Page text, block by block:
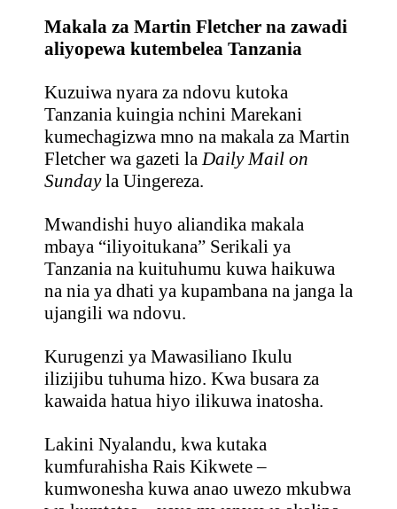
Makala za Martin Fletcher na zawadi
aliyopewa kutembelea Tanzania
Kuzuiwa nyara za ndovu kutoka
Tanzania kuingia nchini Marekani
kumechagizwa mno na makala za Martin
Fletcher wa gazeti laDaily Mail on
Sundayla Uingereza.
Mwandishi huyo aliandika makala
mbaya “iliyoitukana” Serikali ya
Tanzania na kuituhumu kuwa haikuwa
na nia ya dhati ya kupambana na janga la
ujangili wa ndovu.
Kurugenzi ya Mawasiliano Ikulu
ilizijibu tuhuma hizo. Kwa busara za
kawaida hatua hiyo ilikuwa inatosha.
Lakini Nyalandu, kwa kutaka
kumfurahisha Rais Kikwete –
kumwonesha kuwa anao uwezo mkubwa